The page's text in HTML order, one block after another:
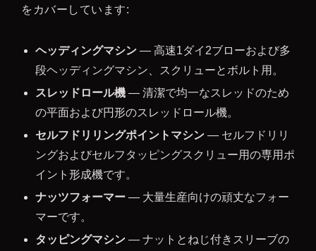
をカバーしています:
ヘッディングマシン — 高速1ダイ2ブローおよび多
段ヘッディングマシン、スクリューとボルト用。
スレッドロール機 — 清潔で均一なスレッドのため
の平面および円形のスレッドロール機。
セルフドリリングポイントマシン — セルフドリリ
ングおよびセルフタッピングスクリュー用の専用ポ
イント形成機です。
ナッツフォーマー — 大量生産向けの頑丈なフォー
マーです。
タッピングマシン — ナットとねじ付きスリーブの